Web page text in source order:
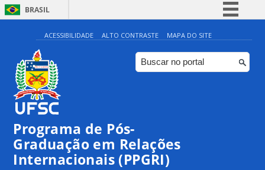
BRASIL
Simplifique!
Comunica BR
Participe
ACESSIBILIDADE ALTO CONTRASTE MAPA DO SITE
Programa de Pós-
Graduação em Relações
Internacionais (PPGRI)